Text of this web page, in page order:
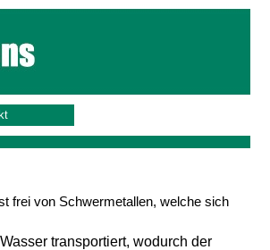
frei von Schwermetallen, welche sich
transportiert, wodurch der